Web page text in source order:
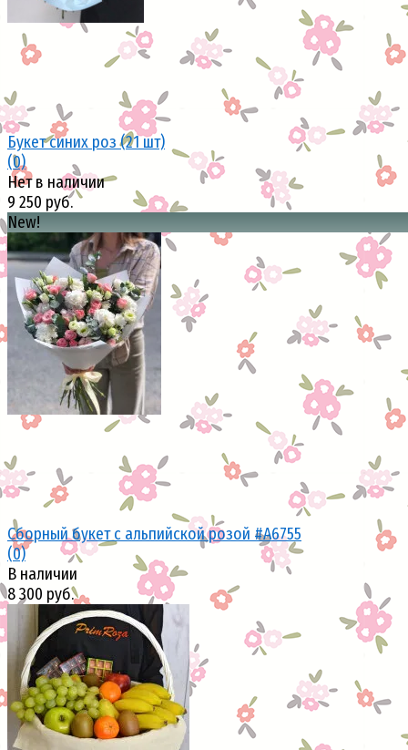
избранное сравнить
Букет синих роз (21 шт)
(0)
Нет в наличии
9 250 руб.
New!
избранное сравнить
Сборный букет с альпийской розой #A6755
(0)
В наличии
8 300 руб.